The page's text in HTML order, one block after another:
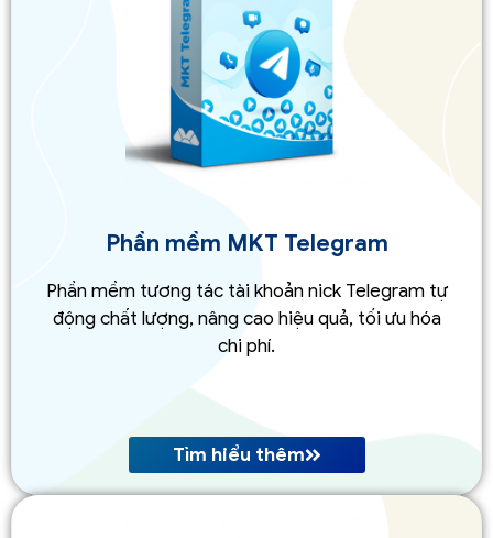
Phần mềm MKT Telegram
Phần mềm tương tác tài khoản nick Telegram tự
động chất lượng, nâng cao hiệu quả, tối ưu hóa
chi phí.
Tìm hiểu thêm